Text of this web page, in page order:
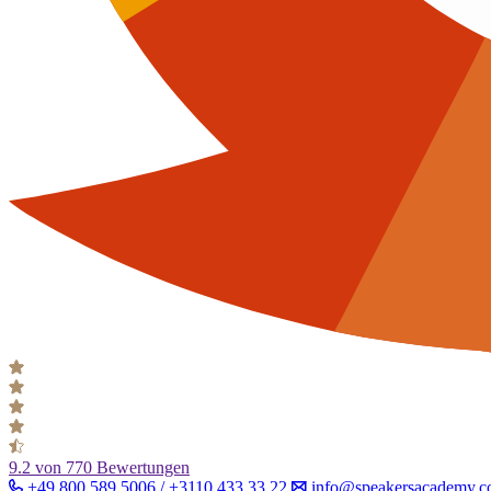
9.2 von 770 Bewertungen
+49 800 589 5006 / +3110 433 33 22